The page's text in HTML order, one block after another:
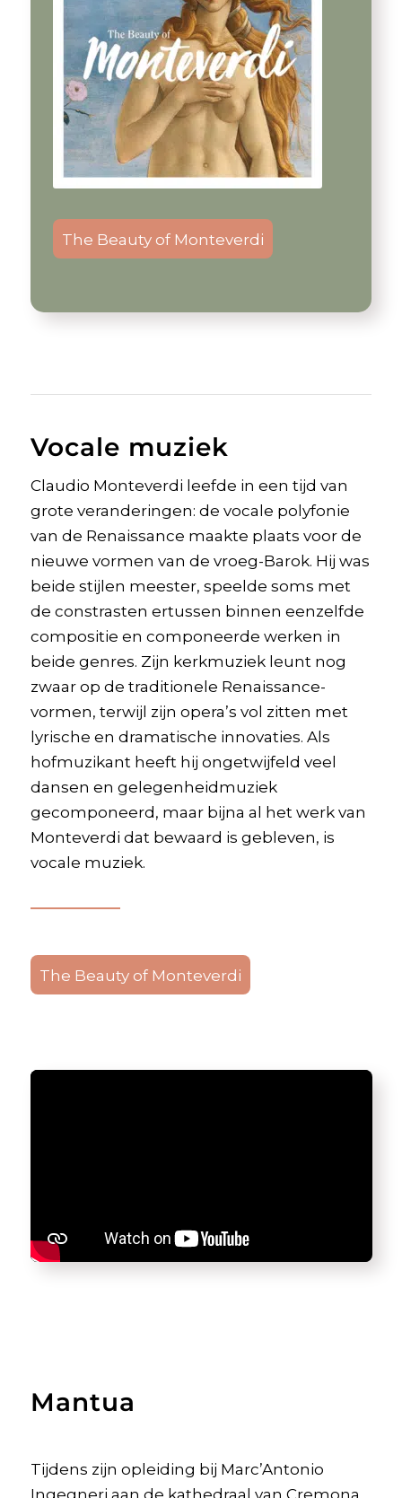
The Beauty of Monteverdi
Vocale muziek
Claudio Monteverdi leefde in een tijd van
grote veranderingen: de vocale polyfonie
van de Renaissance maakte plaats voor de
nieuwe vormen van de vroeg-Barok. Hij was
beide stijlen meester, speelde soms met
de constrasten ertussen binnen eenzelfde
compositie en componeerde werken in
beide genres. Zijn kerkmuziek leunt nog
zwaar op de traditionele Renaissance-
vormen, terwijl zijn opera’s vol zitten met
lyrische en dramatische innovaties. Als
hofmuzikant heeft hij ongetwijfeld veel
dansen en gelegenheidmuziek
gecomponeerd, maar bijna al het werk van
Monteverdi dat bewaard is gebleven, is
vocale muziek.
The Beauty of Monteverdi
Mantua
Tijdens zijn opleiding bij Marc’Antonio
Ingegneri aan de kathedraal van Cremona,